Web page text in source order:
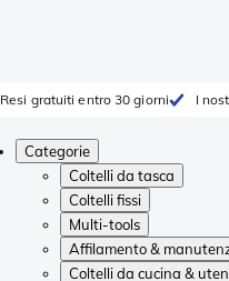
Resi gratuiti entro 30 giorni I
Categorie
Coltelli da tasca
Coltelli fissi
Multi-tools
Affilamento &
Coltelli da cucina &